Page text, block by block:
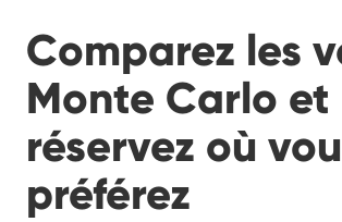
Comparez les
Monte Carlo et
réservez où
préférez